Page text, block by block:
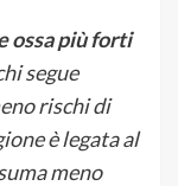
ossa più forti
segue
rischi di
è legata al
meno